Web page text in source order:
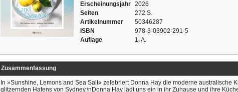
Erscheinungsjahr
2026
Seiten
272 S.
Artikelnummer
50346287
ISBN
978-3-03902-291-5
Auflage
1. A.
Zusammenfassung
In »Sunshine, Lemons and Sea Salt« zelebriert Donna Hay die moderne
glitzernden Hafens von Sydney.\nDonna Hay lädt uns ein in ihr Zuhause und ihre